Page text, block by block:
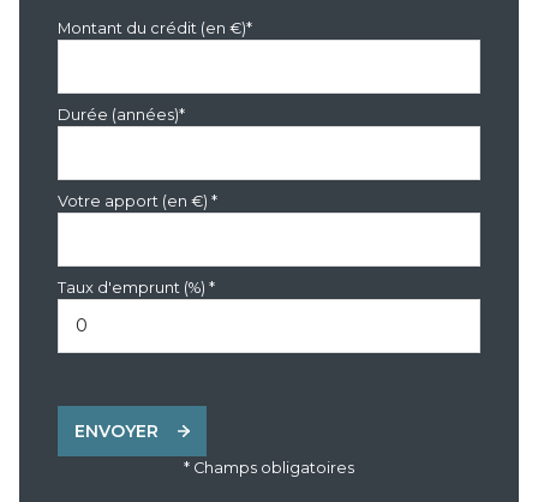
Montant du crédit (en €)*
Durée (années)*
Votre apport (en €) *
Taux d'emprunt (%) *
ENVOYER
* Champs obligatoires